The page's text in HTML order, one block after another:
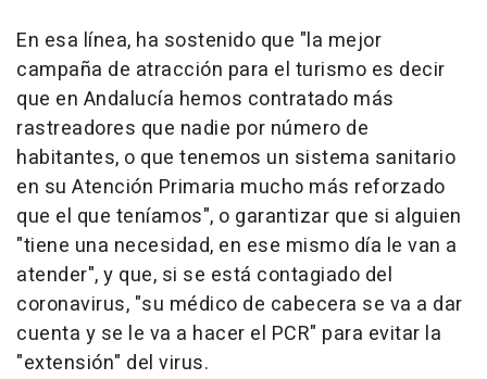
En esa línea, ha sostenido que "la mejor
campaña de atracción para el turismo es decir
que en Andalucía hemos contratado más
rastreadores que nadie por número de
habitantes, o que tenemos un sistema sanitario
en su Atención Primaria mucho más reforzado
que el que teníamos", o garantizar que si alguien
"tiene una necesidad, en ese mismo día le van a
atender", y que, si se está contagiado del
coronavirus, "su médico de cabecera se va a dar
cuenta y se le va a hacer el PCR" para evitar la
"extensión" del virus.